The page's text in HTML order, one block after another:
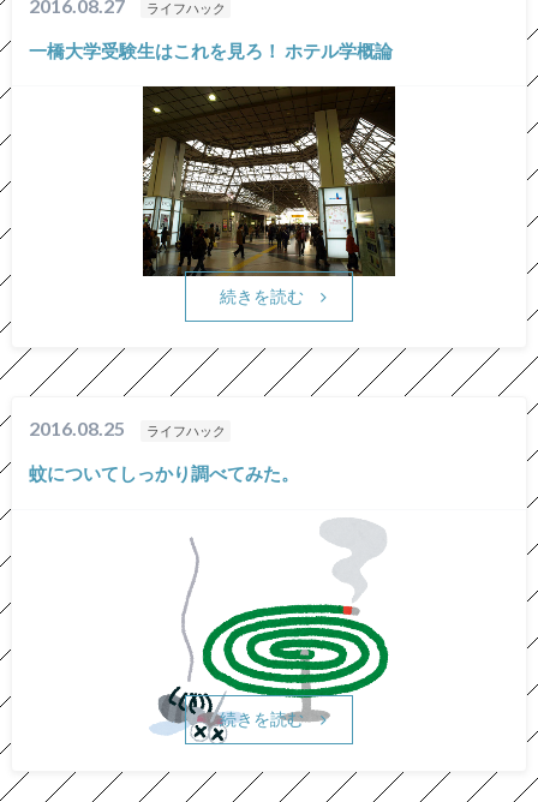
2016.08.27 ライフハック
一橋大学受験生はこれを見ろ！ ホテル学概論
続きを読む
2016.08.25 ライフハック
蚊についてしっかり調べてみた。
続きを読む